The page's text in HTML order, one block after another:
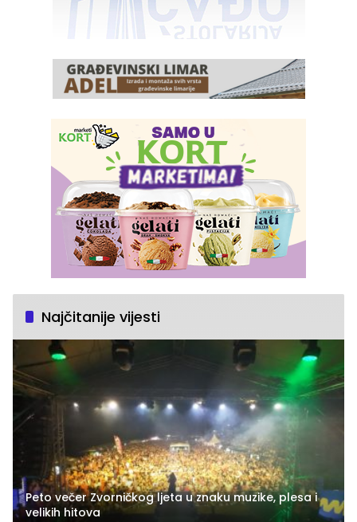
Najčitanije vijesti
Peto večer Zvorničkog ljeta u znaku muzike, plesa i
velikih hitova